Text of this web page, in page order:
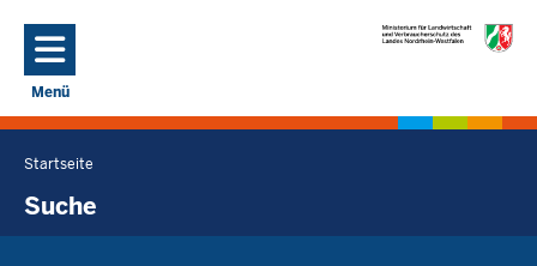
Menü
Navigation aktivieren/deaktivieren: Hauptmenü
Sie
befinden
Startseite
Suche